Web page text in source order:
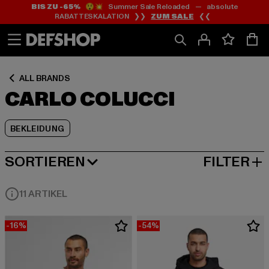
Zum
Inhalt
springen
Zum
Fußzeile
springen
BIS ZU -65%😲💥 Summer Sale Reloaded — absolute
RABATTESKALATION ❯❯ ZUM SALE ❮❮
ALL BRANDS
CARLO COLUCCI
BEKLEIDUNG
Zum
Produktraster
springen
SORTIEREN
BELIEBTESTE FILTER
11 ARTIKEL
-16% -54%